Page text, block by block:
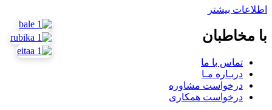
اطلاعات بیشتر
با مخاطبان
تماس با ما
دربـاره مـا
درخواست مشاوره
درخواست همکاری